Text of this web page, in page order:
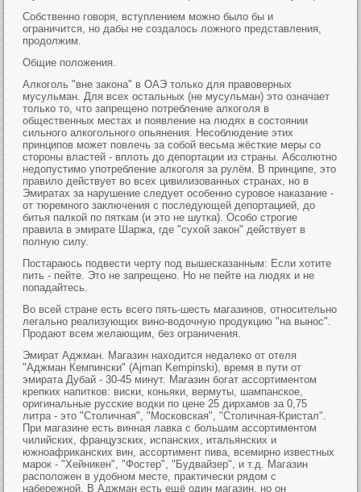
Собственно говоря, вступлением можно было бы и
ограничится, но дабы не создалось ложного представления,
продолжим.
Общие положения.
Алкоголь "вне закона" в ОАЭ только для правоверных
мусульман. Для всех остальных (не мусульман) это означает
только то, что запрещено потребление алкоголя в
общественных местах и появление на людях в состоянии
сильного алкогольного опьянения. Несоблюдение этих
принципов может повлечь за собой весьма жёсткие меры со
стороны властей - вплоть до депортации из страны. Абсолютно
недопустимо употребление алкоголя за рулём. В принципе, это
правило действует во всех цивилизованных странах, но в
Эмиратах за нарушение следует особенно суровое наказание -
от тюремного заключения с последующей депортацией, до
битья палкой по пяткам (и это не шутка). Особо строгие
правила в эмирате Шаржа, где "сухой закон" действует в
полную силу.
Постараюсь подвести черту под вышесказанным: Если хотите
пить - пейте. Это не запрещено. Но не пейте на людях и не
попадайтесь.
Во всей стране есть всего пять-шесть магазинов, относительно
легально реализующих вино-водочную продукцию "на вынос".
Продают всем желающим, без ограничения.
Эмират Аджман. Магазин находится недалеко от отеля
"Аджман Кемпински" (Ajman Kempinski), время в пути от
эмирата Дубай - 30-45 минут. Магазин богат ассортиментом
крепких напитков: виски, коньяки, вермуты, шампанское,
оригинальные русские водки по цене 25 дирхамов за 0,75
литра - это "Столичная", "Московская", "Столичная-Кристал".
При магазине есть винная лавка с большим ассортиментом
чилийских, французских, испанских, итальянских и
южноафриканских вин, ассортимент пива, всемирно известных
марок - "Хейникен", "Фостер", "Будвайзер", и т.д. Магазин
расположен в удобном месте, практически рядом с
набережной. В Аджман есть ещё один магазин, но он